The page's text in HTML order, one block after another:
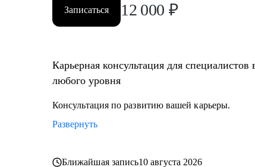
Записаться 12 000 ₽
Карьерная консультация для
любого уровня
Консультация по развитию вашей карьеры.
Развернуть
Ближайшая запись10 августа 2026